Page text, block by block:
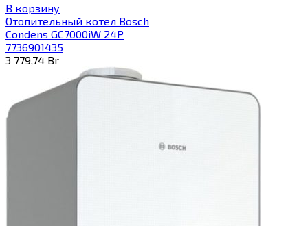
В корзину
Отопительный котел Bosch
Condens GC7000iW 24P
7736901435
3 779,74 Br